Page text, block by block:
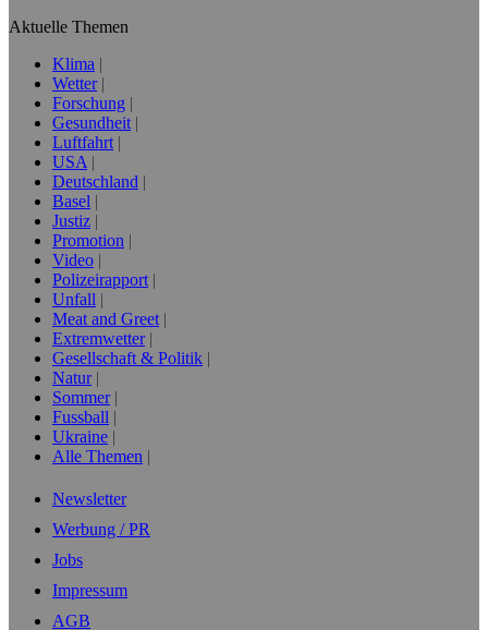
Aktuelle Themen
Klima
Wetter
Forschung
Gesundheit
Luftfahrt
USA
Deutschland
Basel
Justiz
Promotion
Video
Polizeirapport
Unfall
Meat and Greet
Extremwetter
Gesellschaft & Politik
Natur
Sommer
Fussball
Ukraine
Alle Themen
Newsletter
Werbung / PR
Jobs
Impressum
AGB